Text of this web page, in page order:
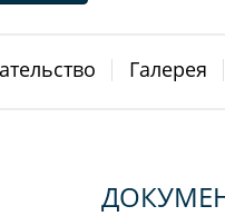
Галерея